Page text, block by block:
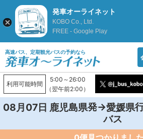
高速バス、定期観光バスの予約なら
利用可能時間
5:00～26:00
（翌午前2:00）
08月07日 鹿児島県発→愛媛県
バス
発車オーライネット
KOBO Co., Ltd.
FREE - Google Play